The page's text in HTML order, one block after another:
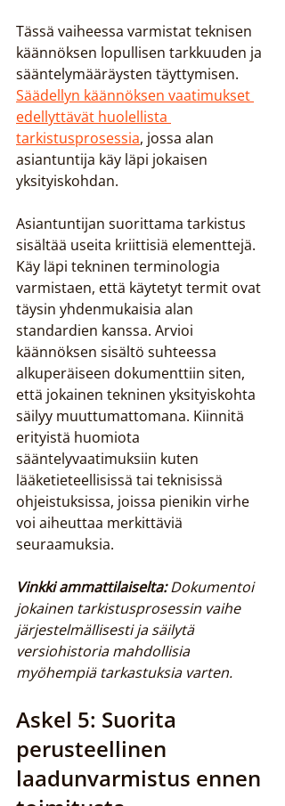
Tässä vaiheessa varmistat teknisen
käännöksen lopullisen tarkkuuden ja
sääntelymääräysten täyttymisen.
Säädellyn käännöksen vaatimukset
edellyttävät huolellista
tarkistusprosessia, jossa alan
asiantuntija käy läpi jokaisen
yksityiskohdan.
Asiantuntijan suorittama tarkistus
sisältää useita kriittisiä elementtejä.
Käy läpi tekninen terminologia
varmistaen, että käytetyt termit ovat
täysin yhdenmukaisia alan
standardien kanssa. Arvioi
käännöksen sisältö suhteessa
alkuperäiseen dokumenttiin siten,
että jokainen tekninen yksityiskohta
säilyy muuttumattomana. Kiinnitä
erityistä huomiota
sääntelyvaatimuksiin kuten
lääketieteellisissä tai teknisissä
ohjeistuksissa, joissa pienikin virhe
voi aiheuttaa merkittäviä
seuraamuksia.
Vinkki ammattilaiselta: Dokumentoi
jokainen tarkistusprosessin vaihe
järjestelmällisesti ja säilytä
versiohistoria mahdollisia
myöhempiä tarkastuksia varten.
Askel 5: Suorita
perusteellinen
laadunvarmistus ennen